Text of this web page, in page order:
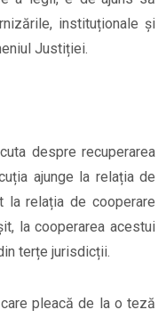
instituționale și
Justiției.
despre recuperarea
ajunge la relația de
la relația de cooperare
la cooperarea acestui
terțe jurisdicții.
pleacă de la o teză